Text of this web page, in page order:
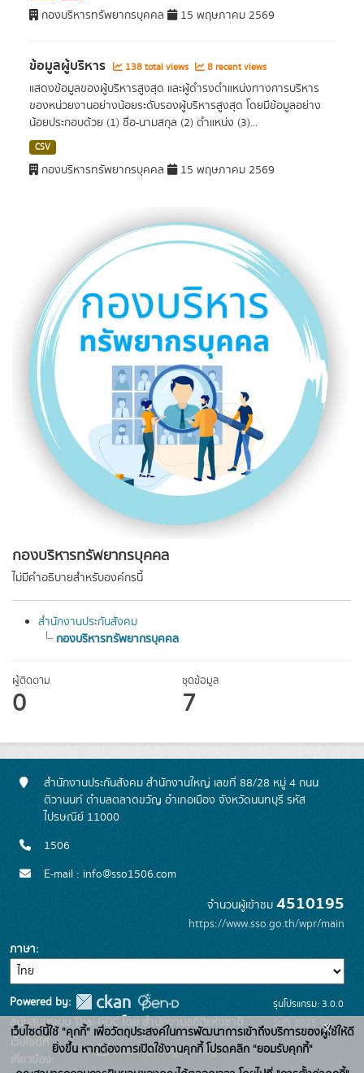
กองบริหารทรัพยากรบุคคล
ไม่มีคำอธิบายสำหรับองค์กรนี้
สำนักงานประกันสังคม
กองบริหารทรัพยากรบุคคล
ผู้ติดตาม
0
ชุดข้อมูล
7
กองบริหารทรัพยากรบุคคล 15 พฤษภาคม 2569
ข้อมูลผู้บริหาร 138 total views 8 recent views
แสดงข้อมูลของผู้บริหารสูงสุด และผู้ดำรงตำแหน่งทางการบริหาร
ของหน่วยงานอย่างน้อยระดับรองผู้บริหารสูงสุด โดยมีข้อมูลอย่าง
น้อยประกอบด้วย (1) ชื่อ-นามสกุล (2) ตำแหน่ง (3)...
CSV
กองบริหารทรัพยากรบุคคล 15 พฤษภาคม 2569
สำนักงานประกันสังคม สำนักงานใหญ่ เลขที่ 88/28 หมู่ 4 ถนน
ติวานนท์ ตำบลตลาดขวัญ อำเภอเมือง จังหวัดนนทบุรี รหัส
ไปรษณีย์ 11000
1506
E-mail : info@sso1506.com
จำนวนผู้เข้าชม 4510195
https://www.sso.go.th/wpr/main
ภาษา
Powered by:
สนับสนุนระบบ Thai-GDC โดย สำนักงานสถิติแห่งชาติ
เว็บไซต์ที่
เกี่ยวข้อง:
ระบบบัญชีข้อมูลภาครัฐ
รุ่นโปรแกรม: 3.0.0
วันที่: 2025-06-
26
เว็บไซต์นี้ใช้ "คุกกี้" เพื่อวัตถุประสงค์ในการพัฒนาการเข้าถึงบริการของผู้ใช้ให้ดี
ยิ่งขึ้น หากต้องการเปิดใช้งานคุกกี้ โปรดคลิก "ยอมรับคุกกี้"
x